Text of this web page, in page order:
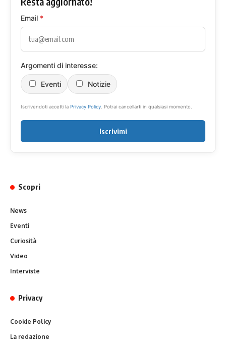
Email *
Argomenti di interesse:
Eventi Notizie
Iscrivendoti accetti la Privacy Policy . Potrai cancellarti in qualsiasi momento.
Iscrivimi
Scopri
News
Eventi
Curiosità
Video
Interviste
Privacy
Cookie Policy
La redazione